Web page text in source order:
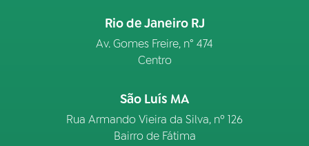
Rio de Janeiro RJ
Av. Gomes Freire, n° 474
Centro
São Luís MA
Rua Armando Vieira da Silva, nº 126
Bairro de Fátima